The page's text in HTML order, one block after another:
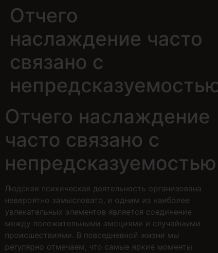
Отчего
наслаждение часто
связано с
Отчего наслаждение
часто связано с
непредсказуемостью
Людская психическая деятельность организована
невероятно замысловато, и одним из наиболее
увлекательных элементов является соединение
между положительными эмоциями и случайными
происшествиями. В повседневной жизни мы
регулярно отмечаем, что самые яркие моменты